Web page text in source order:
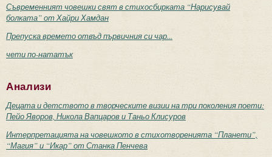
Съвременният човешки свят в стихосбирката “Нарисувай
болката” от Хайри Хамдан
Препуска времето отвъд първичния си чар...
чети по-нататък
Анализи
Децата и детството в творческите визии на три поколения поети:
Пейо Яворов, Никола Вапцаров и Таньо Клисуров
Интерпретацията на човешкото в стихотворенията “Планети”,
“Магия” и “Икар” от Станка Пенчева